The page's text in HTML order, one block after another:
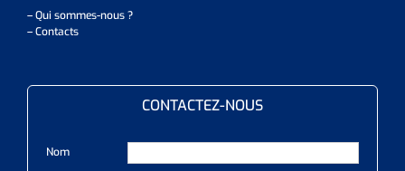
– Qui sommes-nous ?
– Contacts
CONTACTEZ-NOUS
Nom